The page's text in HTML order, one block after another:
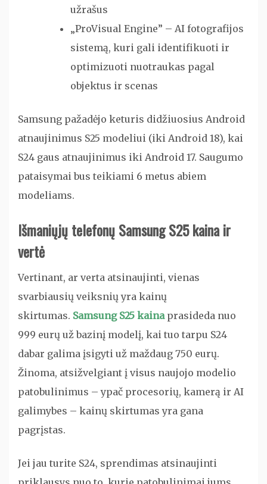
užrašus
„ProVisual Engine” – AI fotografijos
sistemą, kuri gali identifikuoti ir
optimizuoti nuotraukas pagal
objektus ir scenas
Samsung pažadėjo keturis didžiuosius Android
atnaujinimus S25 modeliui (iki Android 18), kai
S24 gaus atnaujinimus iki Android 17. Saugumo
pataisymai bus teikiami 6 metus abiem
modeliams.
Išmaniųjų telefonųSamsung S25 kainair
vertė
Vertinant, ar verta atsinaujinti, vienas
svarbiausių veiksnių yra kainų
skirtumas. Samsung S25 kainaprasideda nuo
999 eurų už bazinį modelį, kai tuo tarpu S24
dabar galima įsigyti už maždaug 750 eurų.
Žinoma, atsižvelgiant į visus naujojo modelio
patobulinimus – ypač procesorių, kamerą ir AI
galimybes – kainų skirtumas yra gana
pagrįstas.
Jei jau turite S24, sprendimas atsinaujinti